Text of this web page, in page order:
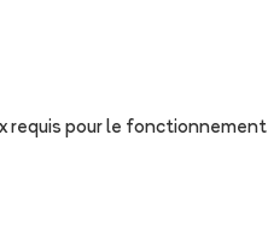
requis pour le fonctionnement